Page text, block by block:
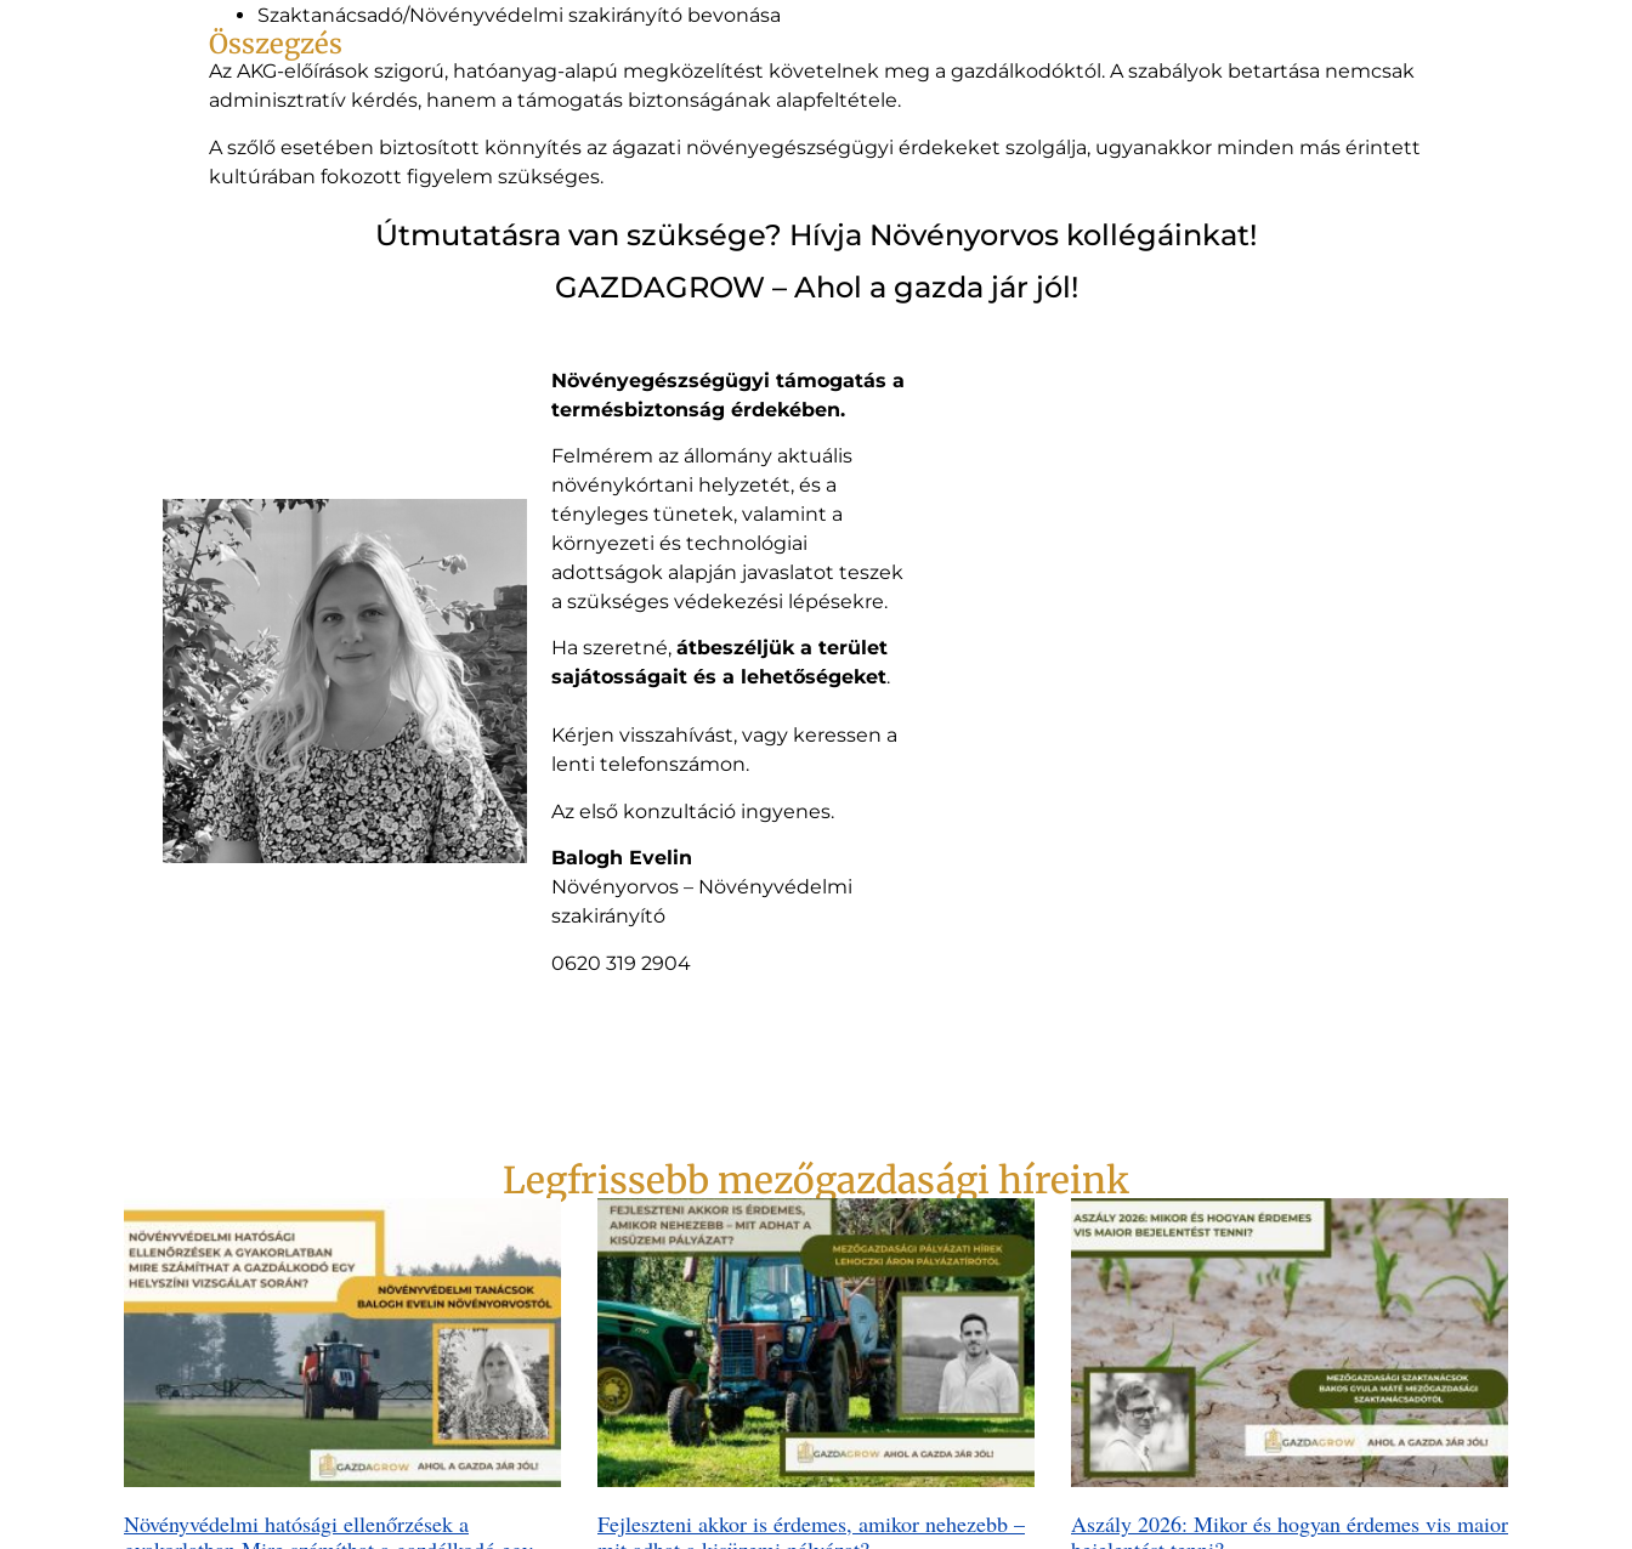
Szaktanácsadó/Növényvédelmi szakirányító bevonása
Összegzés
Az AKG-előírások szigorú, hatóanyag-alapú megközelítést követelnek meg a gazdálkodóktól. A szabályok betartása nemcsak
adminisztratív kérdés, hanem a támogatás biztonságának alapfeltétele.
A szőlő esetében biztosított könnyítés az ágazati növényegészségügyi érdekeket szolgálja, ugyanakkor minden más érintett
kultúrában fokozott figyelem szükséges.
Útmutatásra van szüksége? Hívja Növényorvos kollégáinkat!
GAZDAGROW – Ahol a gazda jár jól!
Növényegészségügyi támogatás a
termésbiztonság érdekében.
Felmérem az állomány aktuális
növénykórtani helyzetét, és a
tényleges tünetek, valamint a
környezeti és technológiai
adottságok alapján javaslatot teszek
a szükséges védekezési lépésekre.
Ha szeretné, átbeszéljük a terület
sajátosságait és a lehetőségeket.
Kérjen visszahívást, vagy keressen a
lenti telefonszámon.
Az első konzultáció ingyenes.
Balogh Evelin
Növényorvos – Növényvédelmi
szakirányító
0620 319 2904
Legfrissebb mezőgazdasági híreink
Növényvédelmi hatósági ellenőrzések a
Fejleszteni akkor is érdemes, amikor nehezebb –
Aszály 2026: Mikor és hogyan érdemes vis maior